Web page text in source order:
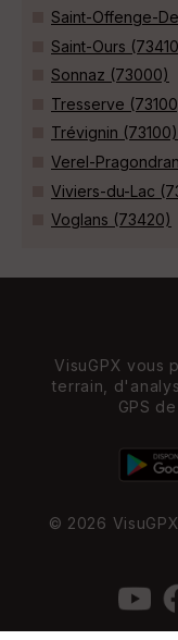
Saint-Offenge-
Saint-Ours
Sonnaz (73000)
Tresserve
Trévignin (73100)
Verel-
Viviers-du-Lac
Voglans (73420)
VisuGPX vous
terrain,
GPS
© 2026 VisuGPX